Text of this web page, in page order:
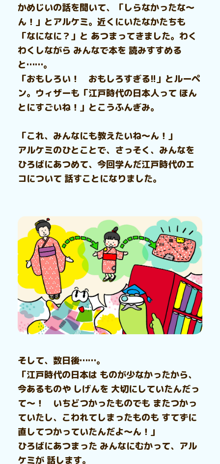
かめじいの話を聞いて、「しらなかったな～
ん！」とアルケミ。近くにいたなかたちも
「なになに？」と あつまってきました。わく
わくしながら みんなで本を 読みすすめる
と……。
「おもしろい！ おもしろすぎる!!」とルーペ
ン。ウィザーも「江戸時代の日本人って ほん
とにすごいね！」とこうふんぎみ。
「これ、みんなにも教えたいね～ん！」
アルケミのひとことで、さっそく、みんなを
ひろばにあつめて、今回学んだ江戸時代のエ
コについて 話すことになりました。
そして、数日後……。
「江戸時代の日本は ものが少なかったから、
今あるものや しげんを 大切にしていたんだっ
て～！ いちどつかったものでも またつかっ
ていたし、こわれてしまったものも すてずに
直してつかっていたんだよ～ん！」
ひろばにあつまった みんなにむかって、アル
ケミが 話します。